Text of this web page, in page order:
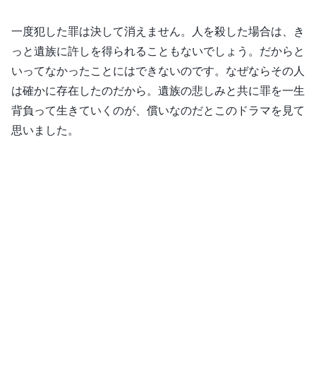
一度犯した罪は決して消えません。人を殺した場合は、き
っと遺族に許しを得られることもないでしょう。だからと
いってなかったことにはできないのです。なぜならその人
は確かに存在したのだから。遺族の悲しみと共に罪を一生
背負って生きていくのが、償いなのだとこのドラマを見て
思いました。